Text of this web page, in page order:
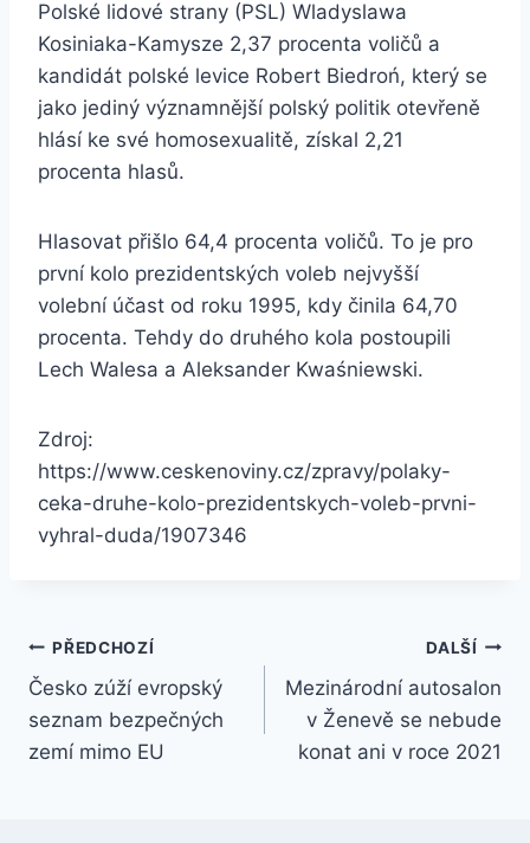
Polské lidové strany (PSL) Wladyslawa
Kosiniaka-Kamysze 2,37 procenta voličů a
kandidát polské levice Robert Biedroń, který se
jako jediný významnější polský politik otevřeně
hlásí ke své homosexualitě, získal 2,21
procenta hlasů.
Hlasovat přišlo 64,4 procenta voličů. To je pro
první kolo prezidentských voleb nejvyšší
volební účast od roku 1995, kdy činila 64,70
procenta. Tehdy do druhého kola postoupili
Lech Walesa a Aleksander Kwaśniewski.
Zdroj:
https://www.ceskenoviny.cz/zpravy/polaky-
ceka-druhe-kolo-prezidentskych-voleb-prvni-
vyhral-duda/1907346
Navigace
pro
příspěvek
PŘEDCHOZÍ
Česko zúží evropský
seznam bezpečných
zemí mimo EU
DALŠÍ
Mezinárodní autosalon
v Ženevě se nebude
konat ani v roce 2021